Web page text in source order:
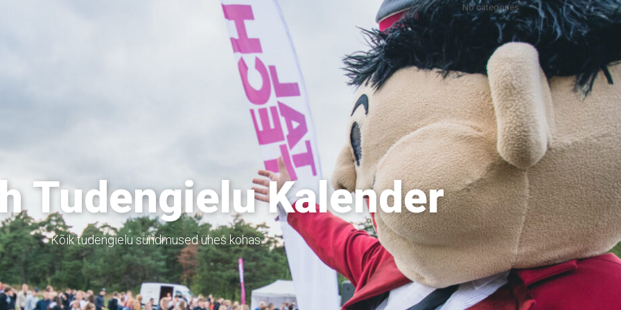
No categories
Tudengielu Kalender
Kõik tudengielu sündmused ühes kohas